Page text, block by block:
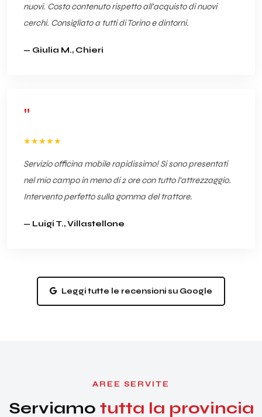
nuovi. Costo contenuto rispetto all'acquisto di nuovi
cerchi. Consigliato a tutti di Torino e dintorni.
— Giulia M., Chieri
"
★★★★★
Servizio officina mobile rapidissimo! Si sono presentati
nel mio campo in meno di 2 ore con tutto l'attrezzaggio.
Intervento perfetto sulla gomma del trattore.
— Luigi T., Villastellone
Leggi tutte le recensioni su Google
AREE SERVITE
Serviamo tutta la provincia